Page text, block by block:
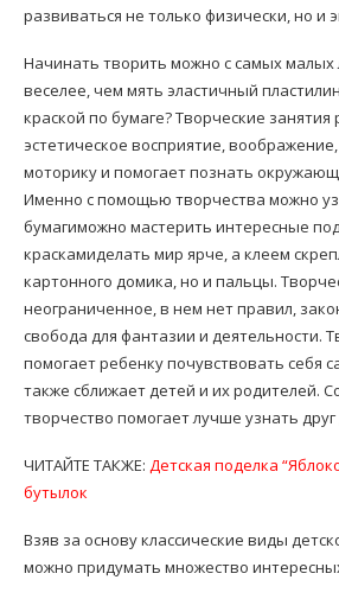
развиваться не только физически, но и
Начинать творить можно с самых
веселее, чем мять эластичный
краской по бумаге? Творческие
эстетическое восприятие,
моторику и помогает познать
Именно с помощью творчества можно
бумагиможно мастерить интересные
краскамиделать мир ярче, а клеем
картонного домика, но и пальцы.
неограниченное, в нем нет правил,
свобода для фантазии и деятельности.
помогает ребенку почувствовать себя
также сближает детей и их родителей.
творчество помогает лучше узнать друг
ЧИТАЙТЕ ТАКЖЕ: Детская поделка
бутылок
Взяв за основу классические виды
можно придумать множество